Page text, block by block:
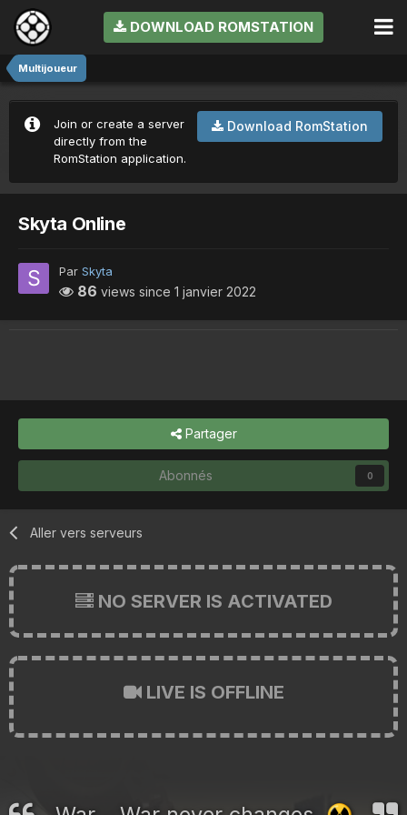
DOWNLOAD ROMSTATION
Multijoueur
Download RomStation
Join or create a server
directly from the
RomStation application.
Skyta Online
Par Skyta
86 views since 1 janvier 2022
Partager
Abonnés 0
Aller vers serveurs
NO SERVER IS ACTIVATED
LIVE IS OFFLINE